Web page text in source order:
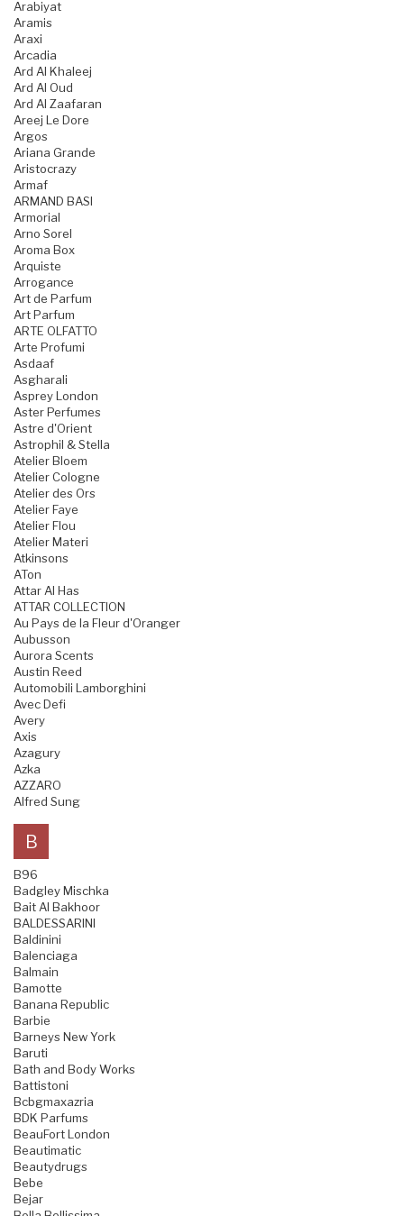
Arabiyat
Aramis
Araxi
Arcadia
Ard Al Khaleej
Ard Al Oud
Ard Al Zaafaran
Areej Le Dore
Argos
Ariana Grande
Aristocrazy
Armaf
ARMAND BASI
Armorial
Arno Sorel
Aroma Box
Arquiste
Arrogance
Art de Parfum
Art Parfum
ARTE OLFATTO
Arte Profumi
Asdaaf
Asgharali
Asprey London
Aster Perfumes
Astre d'Orient
Astrophil & Stella
Atelier Bloem
Atelier Cologne
Atelier des Ors
Atelier Faye
Atelier Flou
Atelier Materi
Atkinsons
ATon
Attar Al Has
ATTAR COLLECTION
Au Pays de la Fleur d'Oranger
Aubusson
Aurora Scents
Austin Reed
Automobili Lamborghini
Avec Defi
Avery
Axis
Azagury
Azka
AZZARO
Alfred Sung
B
B96
Badgley Mischka
Bait Al Bakhoor
BALDESSARINI
Baldinini
Balenciaga
Balmain
Bamotte
Banana Republic
Barbie
Barneys New York
Baruti
Bath and Body Works
Battistoni
Bcbgmaxazria
BDK Parfums
BeauFort London
Beautimatic
Beautydrugs
Bebe
Bejar